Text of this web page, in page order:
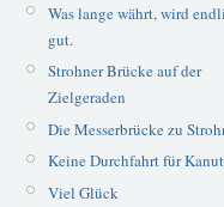
Was lange währt, wird
gut.
Strohner Brücke auf der
Zielgeraden
Die Messerbrücke zu
Keine Durchfahrt für
Viel Glück